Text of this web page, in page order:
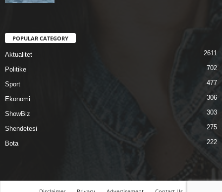
POPULAR CATEGORY
Aktualitet 2611
Politike 702
Sport 477
Ekonomi 306
ShowBiz 303
Shendetesi 275
Bota 222